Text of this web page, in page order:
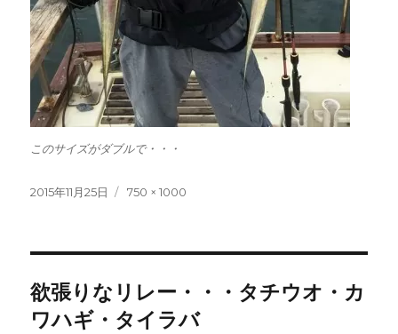
このサイズがダブルで・・・
投
2015年11月25日
フ
750 × 1000
稿
欲張りなリレー・・・タチウオ・カ
ワハギ・タイラバ